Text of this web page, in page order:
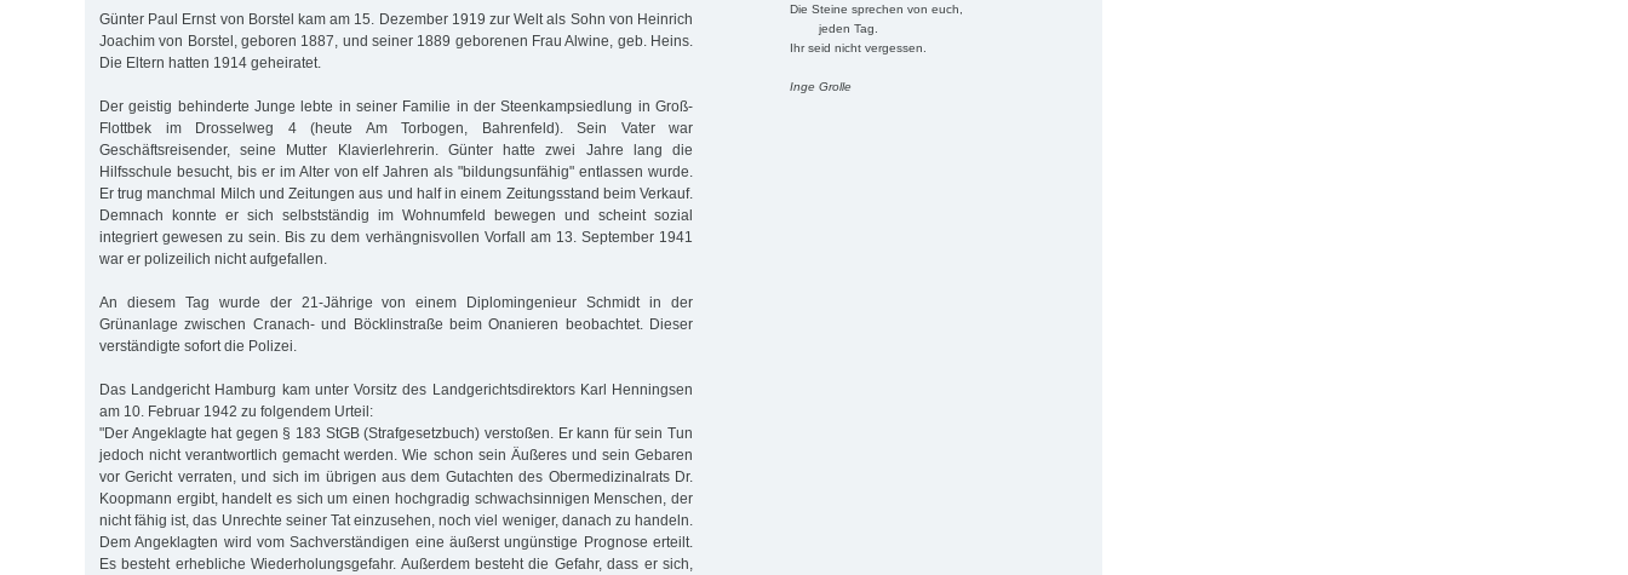
Die Steine sprechen von euch,
jeden Tag.
Ihr seid nicht vergessen.
Inge Grolle
Günter Paul Ernst von Borstel kam am 15. Dezember 1919 zur Welt als Sohn von Heinrich
Joachim von Borstel, geboren 1887, und seiner 1889 geborenen Frau Alwine, geb. Heins.
Die Eltern hatten 1914 geheiratet.
Der geistig behinderte Junge lebte in seiner Familie in der Steenkampsiedlung in Groß-
Flottbek im Drosselweg 4 (heute Am Torbogen, Bahrenfeld). Sein Vater war
Geschäftsreisender, seine Mutter Klavierlehrerin. Günter hatte zwei Jahre lang die
Hilfsschule besucht, bis er im Alter von elf Jahren als "bildungsunfähig" entlassen wurde.
Er trug manchmal Milch und Zeitungen aus und half in einem Zeitungsstand beim Verkauf.
Demnach konnte er sich selbstständig im Wohnumfeld bewegen und scheint sozial
integriert gewesen zu sein. Bis zu dem verhängnisvollen Vorfall am 13. September 1941
war er polizeilich nicht aufgefallen.
An diesem Tag wurde der 21-Jährige von einem Diplomingenieur Schmidt in der
Grünanlage zwischen Cranach- und Böcklinstraße beim Onanieren beobachtet. Dieser
verständigte sofort die Polizei.
Das Landgericht Hamburg kam unter Vorsitz des Landgerichtsdirektors Karl Henningsen
am 10. Februar 1942 zu folgendem Urteil:
"Der Angeklagte hat gegen § 183 StGB (Strafgesetzbuch) verstoßen. Er kann für sein Tun
jedoch nicht verantwortlich gemacht werden. Wie schon sein Äußeres und sein Gebaren
vor Gericht verraten, und sich im übrigen aus dem Gutachten des Obermedizinalrats Dr.
Koopmann ergibt, handelt es sich um einen hochgradig schwachsinnigen Menschen, der
nicht fähig ist, das Unrechte seiner Tat einzusehen, noch viel weniger, danach zu handeln.
Dem Angeklagten wird vom Sachverständigen eine äußerst ungünstige Prognose erteilt.
Es besteht erhebliche Wiederholungsgefahr. Außerdem besteht die Gefahr, dass er sich,